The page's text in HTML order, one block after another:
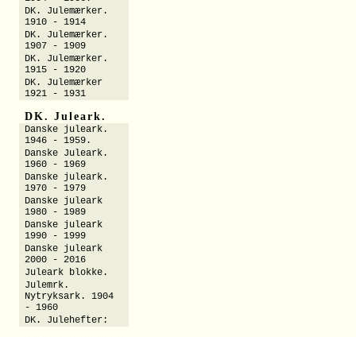
DK. Julemærker.
1910 - 1914
DK. Julemærker.
1907 - 1909
DK. Julemærker.
1915 - 1920
DK. Julemærker
1921 - 1931
DK. Juleark.
Danske juleark.
1946 - 1959.
Danske Juleark.
1960 - 1969
Danske juleark.
1970 - 1979
Danske juleark
1980 - 1989
Danske juleark
1990 - 1999
Danske juleark
2000 - 2016
Juleark blokke.
Julemrk.
Nytryksark. 1904
- 1960
DK. Julehefter: